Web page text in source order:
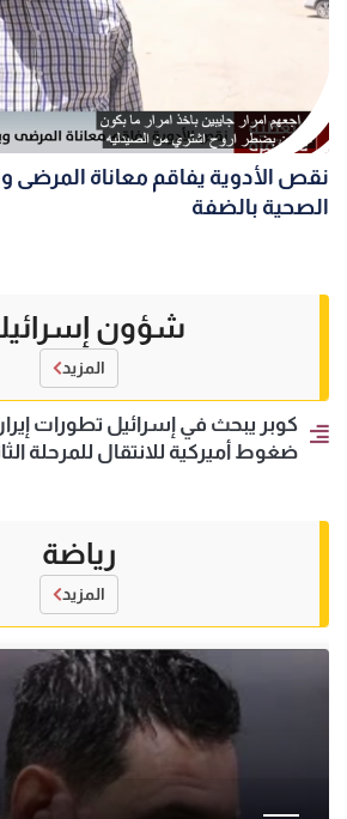
نقص الأدوية يفاقم معاناة المرضى
الصحية بالضفة
شؤون
المزيد
كوبر يبحث في إسرائيل تطورات
ضغوط أميركية للانتقال للمرحلة
رياضة
المزيد